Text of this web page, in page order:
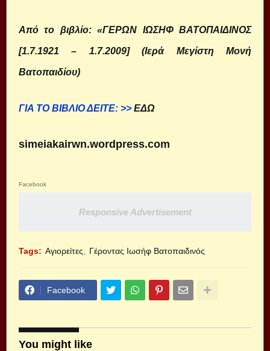
Από το βιβλίο: «ΓΕΡΩΝ ΙΩΣΗΦ ΒΑΤΟΠΑΙΔΙΝΟΣ
[1.7.1921 – 1.7.2009] (Ιερά Μεγίστη Μονή
Βατοπαιδίου)
ΓΙΑ ΤΟ ΒΙΒΛΙΟ ΔΕΙΤΕ: >> ΕΔΩ
simeiakairwn.wordpress.com
Facebook
Responsive Advertisement
Tags: Αγιορείτες Γέροντας Ιωσήφ Βατοπαιδινός
Facebook
You might like